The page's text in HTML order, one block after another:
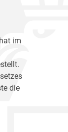
im
die